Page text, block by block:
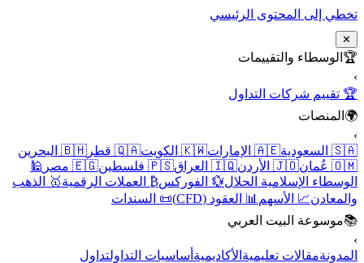
تخطي إلى المحتوى الرئيسي
✕
🏆 الوسطاء والتقييمات
›
🏆 تقييم شركات التداول
🌍 المنصات
›
🇸🇦 السعودية
🇦🇪 الإمارات 🇰🇼 الكويت 🇶🇦 قطر
🇧🇭 البحرين
🇴🇲 عُمان
🇯🇴 الأردن 🇮🇶 العراق 🇵🇸 فلسطين 🇪🇬 مصر
🕌
الوسطاء الإسلامية الحلال💱 الفوركس₿ العملات الرقمية🥇 الذهب
والمعادن📈 الأسهم 📊 العقود (CFD)
📜 السندات
📚موسوعة البيت العربي
›
المدونةمقالات تعليمية الأكاديمية أساسيات التداولتداول